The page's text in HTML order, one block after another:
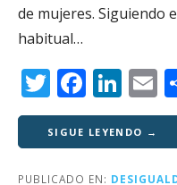
de mujeres. Siguiendo
habitual…
T
w
it
te
F
a
c
e
Li
n
k
e
E
l
SIGUE LEYENDO →
PUBLICADO EN: